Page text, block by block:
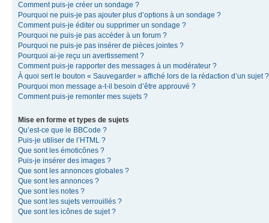
Comment puis-je créer un sondage ?
Pourquoi ne puis-je pas ajouter plus d’options à un sondage ?
Comment puis-je éditer ou supprimer un sondage ?
Pourquoi ne puis-je pas accéder à un forum ?
Pourquoi ne puis-je pas insérer de pièces jointes ?
Pourquoi ai-je reçu un avertissement ?
Comment puis-je rapporter des messages à un modérateur ?
À quoi sert le bouton « Sauvegarder » affiché lors de la rédaction d’un sujet ?
Pourquoi mon message a-t-il besoin d’être approuvé ?
Comment puis-je remonter mes sujets ?
Mise en forme et types de sujets
Qu’est-ce que le BBCode ?
Puis-je utiliser de l’HTML ?
Que sont les émoticônes ?
Puis-je insérer des images ?
Que sont les annonces globales ?
Que sont les annonces ?
Que sont les notes ?
Que sont les sujets verrouillés ?
Que sont les icônes de sujet ?